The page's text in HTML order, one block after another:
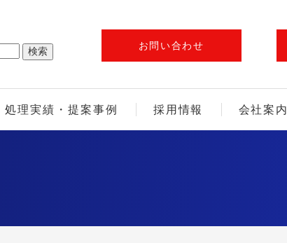
お問い合わせ
処理実績・提案事例 採用情報 会社案内